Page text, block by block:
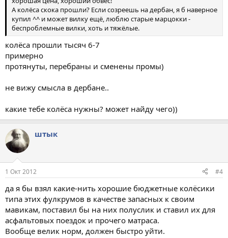
А колёса скока прошли? Если созреешь на дербан, я б наверное
купил ^^ и может вилку ещё, люблю старые марцокки -
беспроблемные вилки, хоть и тяжёлые.
колёса прошли тысяч 6-7
примерно
протянуты, перебраны и сменены промы)
не вижу смысла в дербане..
какие тебе колёса нужны? может найду чего))
штык
1 Окт 2012 #4
да я бы взял какие-нить хорошие бюджетные колёсики
типа этих фулкрумов в качестве запасных к своим
мавикам, поставил бы на них полуслик и ставил их для
асфальтовых поездок и прочего матраса.
Вообще велик норм, должен быстро уйти.